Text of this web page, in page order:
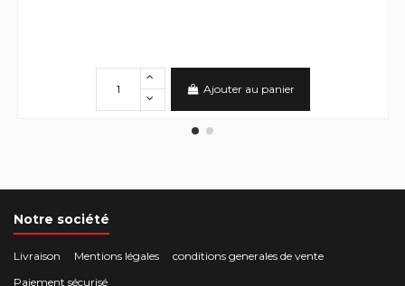
Ajouter au panier
Notre société
Livraison Mentions légales
conditions generales de vente
Paiement sécurisé